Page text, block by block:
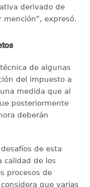
derivado de
mención", expresó.
de algunas
del impuesto a
medida que al
posteriormente
deberán
de esta
calidad de los
procesos de
que varias